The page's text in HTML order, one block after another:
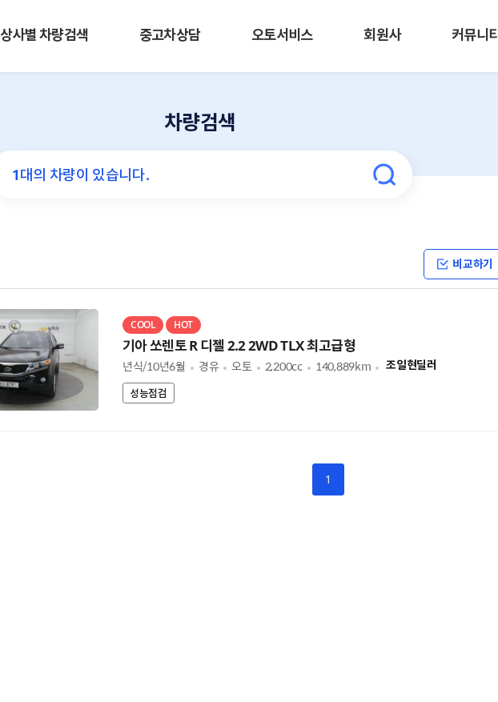
상사별 차량검색 중고차상담 오토서비스 회원사 커뮤니티
차량검색
비교하기
COOL HOT
기아 쏘렌토 R 디젤 2.2 2WD TLX 최고급형
년식/10년6월 경유 오토 2,200cc 140,889km 조일현딜러
성능점검
1